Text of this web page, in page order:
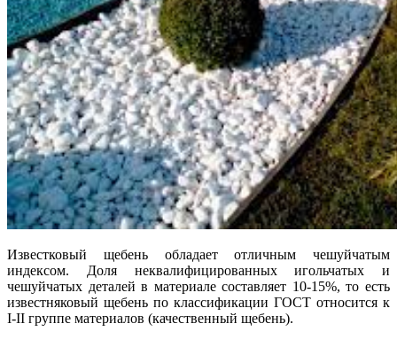
Известковый щебень обладает отличным чешуйчатым
индексом. Доля неквалифицированных игольчатых и
чешуйчатых деталей в материале составляет 10-15%, то есть
известняковый щебень по классификации ГОСТ относится к
I-II группе материалов (качественный щебень).